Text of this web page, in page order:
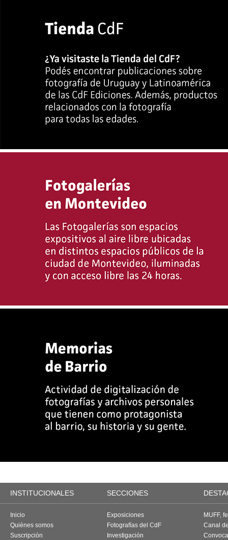
INSTITUCIONALES SECCIONES
Inicio
Quiénes somos
Suscripción
Exposiciones
Fotografías del CdF
Investigación
MUFF,
Canal